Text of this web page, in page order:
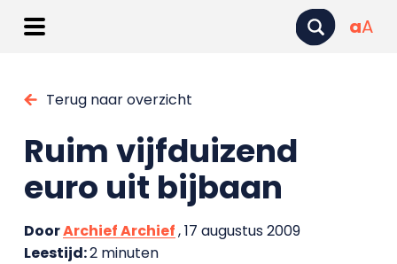
aA
Terug naar overzicht
Ruim vijfduizend
euro uit bijbaan
DoorArchief Archief, 17 augustus 2009
Leestijd:2 minuten